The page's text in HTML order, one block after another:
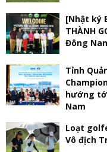
[Nhật ký
THÀNH
Đông
Tỉnh
hướng
Nam
Loạt
Vô địch